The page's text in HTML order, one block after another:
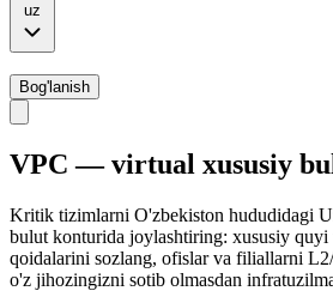
uz
Bog'lanish
VPC — virtual xususiy
Kritik tizimlarni O'zbekiston hududidagi
bulut konturida joylashtiring: xususiy quyi
qoidalarini sozlang, ofislar va filiallarni
o'z jihozingizni sotib olmasdan